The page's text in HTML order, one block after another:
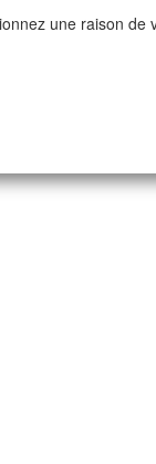
une raison de